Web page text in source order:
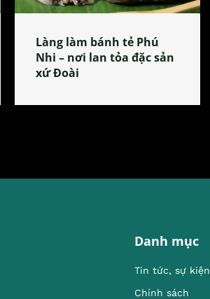
Làng làm bánh tẻ Phú
Nhi – nơi lan tỏa đặc sản
xứ Đoài
Danh mục
Tin tức, sự kiện
Chính sách